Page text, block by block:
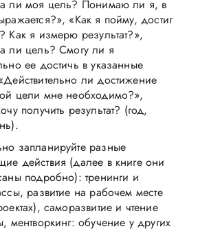
ли моя цель? Понимаю ли я, в
«Как я пойму, достиг
Как я измерю результат?»,
ли цель? Смогу ли я
ее достичь в указанные
ли достижение
цели мне необходимо?»,
получить результат? (год,
запланируйте разные
действия (далее в книге они
подробно): тренинги и
развитие на рабочем месте
саморазвитие и чтение
ментворкинг: обучение у других